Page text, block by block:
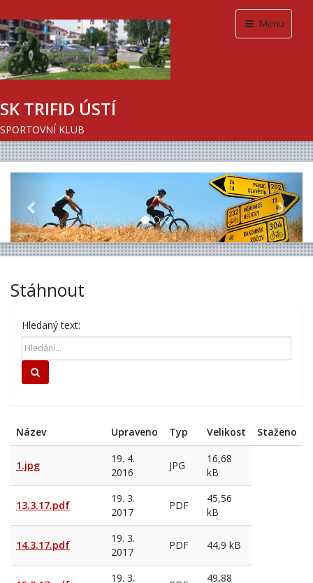
Menu
SK TRIFID ÚSTÍ
SPORTOVNÍ KLUB
Next
Stáhnout
Hledaný text:
Název Upraveno Typ Velikost Staženo
1.jpg
19. 4.
2016
JPG
16,68
kB
13.3.17.pdf
19. 3.
2017
PDF
45,56
kB
14.3.17.pdf
19. 3.
2017
PDF 44,9 kB
19. 3.
49,88